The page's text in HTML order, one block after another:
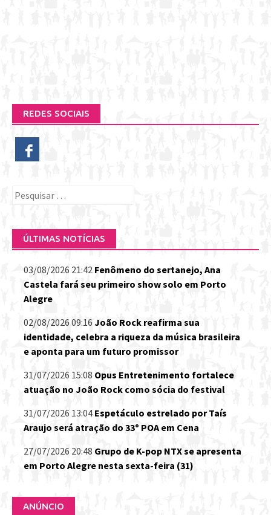
REDES SOCIAIS
Pesquisar
ÚLTIMAS NOTÍCIAS
03/08/2026 21:42 Fenômeno do sertanejo, Ana
Castela fará seu primeiro show solo em Porto
Alegre
02/08/2026 09:16 João Rock reafirma sua
identidade, celebra a riqueza da música brasileira
e aponta para um futuro promissor
31/07/2026 15:08 Opus Entretenimento fortalece
atuação no João Rock como sócia do festival
31/07/2026 13:04 Espetáculo estrelado por Taís
Araujo será atração do 33º POA em Cena
27/07/2026 20:48 Grupo de K-pop NTX se apresenta
em Porto Alegre nesta sexta-feira (31)
ANÚNCIO